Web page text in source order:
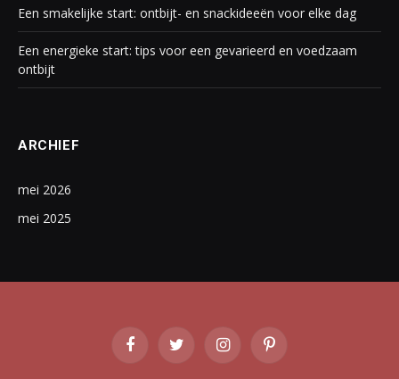
Een smakelijke start: ontbijt- en snackideeën voor elke dag
Een energieke start: tips voor een gevarieerd en voedzaam
ontbijt
ARCHIEF
mei 2026
mei 2025
FacebookTwitter InstagramPinterest